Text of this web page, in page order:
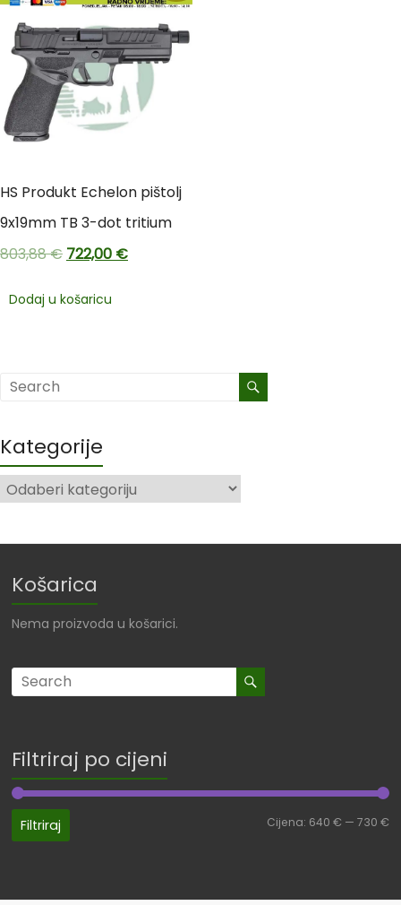
HS Produkt Echelon pištolj
9x19mm TB 3-dot tritium
803,88€ 722,00 €
Dodaj u košaricu
Kategorije
Košarica
Nema proizvoda u košarici.
Filtriraj po cijeni
Filtriraj Cijena: 640 € — 730 €